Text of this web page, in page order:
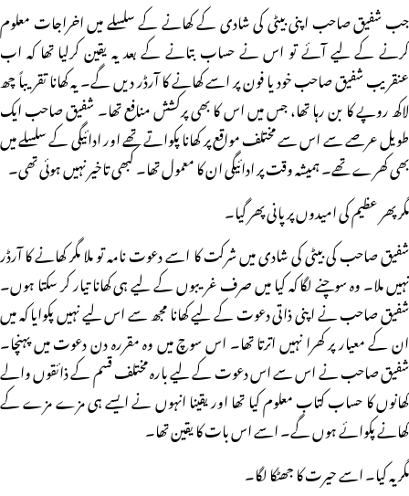
جب شفیق صاحب اپنی بیٹی کی شادی کے کھانے کے سلسلے میں اخراجات معلوم
کرنے کے لیے آئے تو اس نے حساب بتانے کے بعد یہ یقین کرلیا تھا کہ اب
عنقریب شفیق صاحب خود یا فون پر اسے کھانے کا آرڈر دیں گے۔ یہ کھانا تقریباً چھ
لاکھ روپے کا بن رہا تھا، جس میں اس کا بھی پرکشش منافع تھا۔ شفیق صاحب ایک
طویل عرصے سے اس سے مختلف مواقع پر کھانا پکواتے تھے اور ادائیگی کے سلسلے میں
بھی کھرے تھے۔ ہمیشہ وقت پر ادائیگی ان کا معمول تھا۔ کبھی تاخیر نہیں ہوئی تھی۔
مگر پھر عظیم کی امیدوں پر پانی پھر گیا۔
شفیق صاحب کی بیٹی کی شادی میں شرکت کا اسے دعوت نامہ تو ملا مگر کھانے کا آرڈر
نہیں ملا۔ وہ سوچنے لگا کہ کیا میں صرف غریبوں کے لیے ہی کھانا تیار کر سکتا ہوں۔
شفیق صاحب نے اپنی ذاتی دعوت کے لیے کھانا مجھ سے اس لیے نہیں پکوایا کہ میں
ان کے معیار پر کھرا نہیں اترتا تھا۔ اس سوچ میں وہ مقررہ دن دعوت میں پہنچا۔
شفیق صاحب نے اس سے اس دعوت کے لیے بارہ مختلف قسم کے ذائقوں والے
کھانوں کا حساب کتاب معلوم کیا تھا اور یقینا انہوں نے ایسے ہی مزے مزے کے
کھانے پکوائے ہوں گے۔ اسے اس بات کا یقین تھا۔
مگر یہ کیا۔ اسے حیرت کا جھٹکا لگا۔